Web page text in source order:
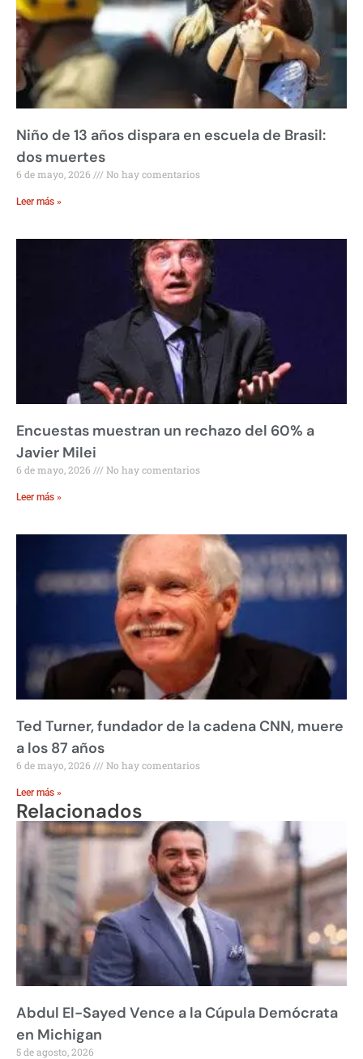
Niño de 13 años dispara en escuela de Brasil:
dos muertes
6 de mayo, 2026 No hay comentarios
Leer más »
Encuestas muestran un rechazo del 60% a
Javier Milei
6 de mayo, 2026 No hay comentarios
Leer más »
Ted Turner, fundador de la cadena CNN, muere
a los 87 años
6 de mayo, 2026 No hay comentarios
Leer más »
Relacionados
Abdul El-Sayed Vence a la Cúpula Demócrata
en Michigan
5 de agosto, 2026